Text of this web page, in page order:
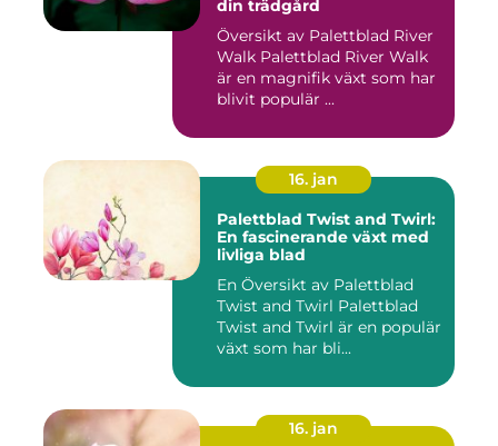
din trädgård
Översikt av Palettblad River
Walk Palettblad River Walk
är en magnifik växt som har
blivit populär ...
16. jan
Palettblad Twist and Twirl:
En fascinerande växt med
livliga blad
En Översikt av Palettblad
Twist and Twirl Palettblad
Twist and Twirl är en populär
växt som har bli...
16. jan